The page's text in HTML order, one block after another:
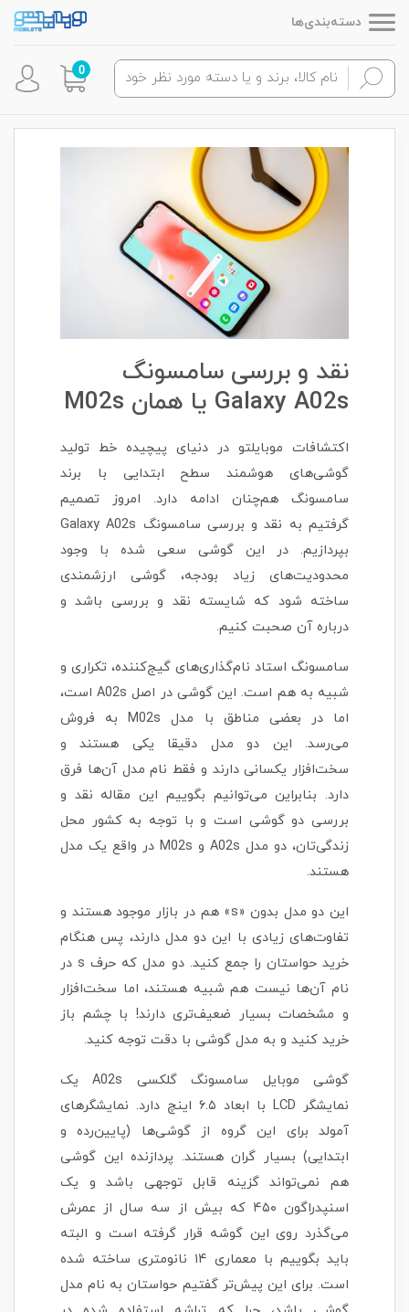
دسته‌بندی‌ها
0
نقد و بررسی سامسونگ
Galaxy A02s یا همان M02s
اکتشافات موبایلتو در دنیای پیچیده خط تولید
گوشی‌های هوشمند سطح ابتدایی با برند
سامسونگ هم‌چنان ادامه دارد. امروز تصمیم
گرفتیم به نقد و بررسی سامسونگ Galaxy A02s
بپردازیم. در این گوشی سعی شده با وجود
محدودیت‌های زیاد بودجه، گوشی ارزشمندی
ساخته شود که شایسته نقد و بررسی باشد و
درباره آن صحبت کنیم.
سامسونگ استاد نام‌گذاری‌های گیج‌کننده، تکراری و
شبیه به هم است. این گوشی در اصل A02s است،
اما در بعضی مناطق با مدل M02s به فروش
می‌رسد. این دو مدل دقیقا یکی هستند و
سخت‌افزار یکسانی دارند و فقط نام مدل آن‌ها فرق
دارد. بنابراین می‌توانیم بگوییم این مقاله نقد و
بررسی دو گوشی است و با توجه به کشور محل
زندگی‌تان، دو مدل A02s و M02s در واقع یک مدل
هستند.
این دو مدل بدون «s» هم در بازار موجود هستند و
تفاوت‌های زیادی با این دو مدل دارند، پس هنگام
خرید حواستان را جمع کنید. دو مدل که حرف s در
نام آن‌ها نیست هم شبیه هستند، اما سخت‌افزار
و مشخصات بسیار ضعیف‌تری دارند!‌ با چشم باز
خرید کنید و به مدل گوشی با دقت توجه کنید.
گوشی موبایل سامسونگ گلکسی A02s یک
نمایشگر LCD با ابعاد ۶.۵ اینچ دارد. نمایشگرهای
آمولد برای این گروه از گوشی‌ها (پایین‌رده و
ابتدایی) بسیار گران هستند. پردازنده این گوشی
هم نمی‌تواند گزینه قابل توجهی باشد و یک
اسنپدراگون ۴۵۰ که بیش از سه سال از عمرش
می‌گذرد روی این گوشه قرار گرفته است و البته
باید بگوییم با معماری ۱۴ نانومتری ساخته شده
است. برای این پیش‌تر گفتیم حواستان به نام مدل